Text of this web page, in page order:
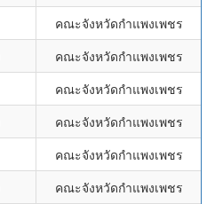
คณะจังหวัดกำแพงเพชร
คณะจังหวัดกำแพงเพชร
คณะจังหวัดกำแพงเพชร
คณะจังหวัดกำแพงเพชร
คณะจังหวัดกำแพงเพชร
คณะจังหวัดกำแพงเพชร